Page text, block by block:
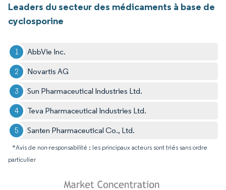
Leaders du secteur des médicaments à base de
cyclosporine
AbbVie Inc.
Novartis AG
Sun Pharmaceutical Industries Ltd.
Teva Pharmaceutical Industries Ltd.
Santen Pharmaceutical Co., Ltd.
*Avis de non-responsabilité : les principaux acteurs sont triés sans ordre
particulier